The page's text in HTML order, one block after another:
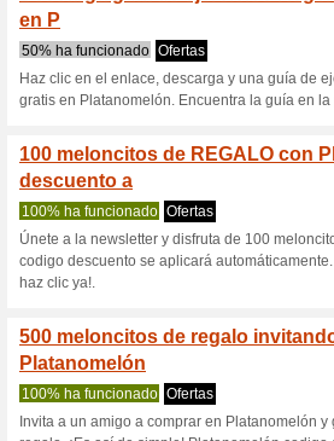
Ofertas
Hasta 65% de
10 %
75% ha
Sólo en Picodi